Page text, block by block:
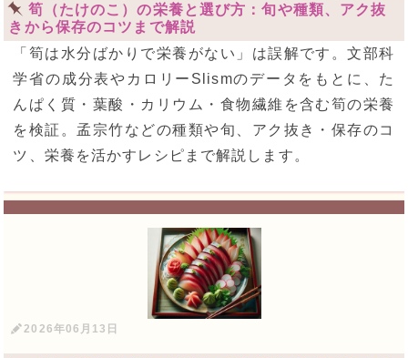
筍（たけのこ）の栄養と選び方：旬や種類、アク抜
きから保存のコツまで解説
「筍は水分ばかりで栄養がない」は誤解です。文部科
学省の成分表やカロリーSlismのデータをもとに、た
んぱく質・葉酸・カリウム・食物繊維を含む筍の栄養
を検証。孟宗竹などの種類や旬、アク抜き・保存のコ
ツ、栄養を活かすレシピまで解説します。
2026年06月13日